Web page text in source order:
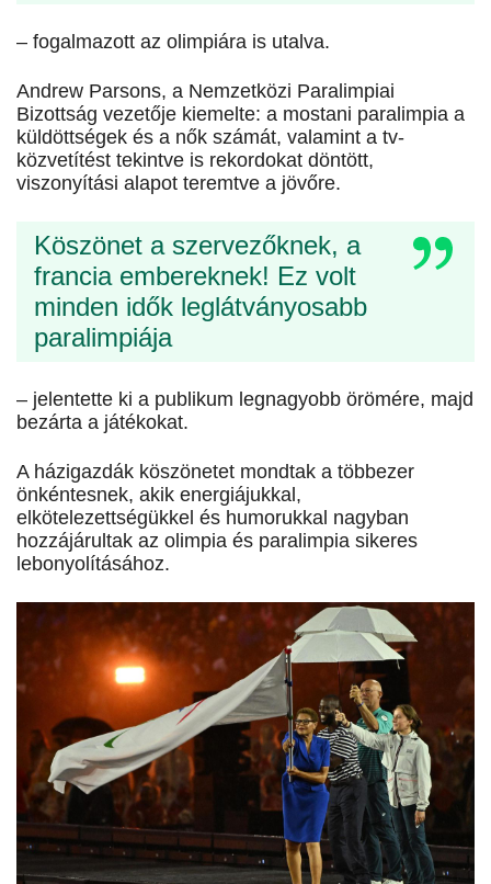
– fogalmazott az olimpiára is utalva.
Andrew Parsons, a Nemzetközi Paralimpiai
Bizottság vezetője kiemelte: a mostani paralimpia a
küldöttségek és a nők számát, valamint a tv-
közvetítést tekintve is rekordokat döntött,
viszonyítási alapot teremtve a jövőre.
Köszönet a szervezőknek, a
francia embereknek! Ez volt
minden idők leglátványosabb
paralimpiája
– jelentette ki a publikum legnagyobb örömére, majd
bezárta a játékokat.
A házigazdák köszönetet mondtak a többezer
önkéntesnek, akik energiájukkal,
elkötelezettségükkel és humorukkal nagyban
hozzájárultak az olimpia és paralimpia sikeres
lebonyolításához.